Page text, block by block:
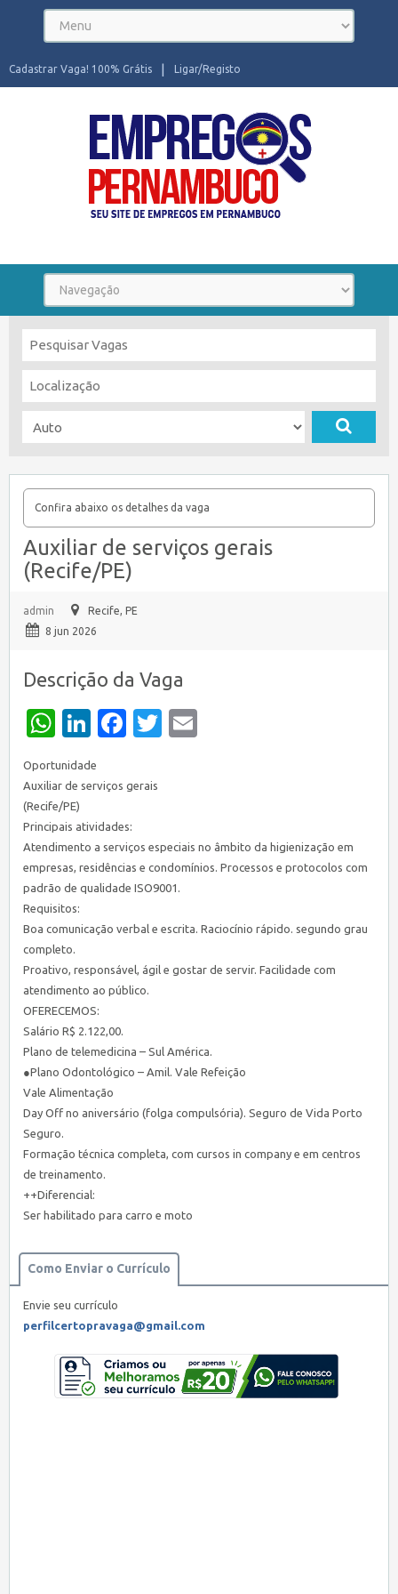
Ligar/Registo
Cadastrar Vaga! 100% Grátis
Confira abaixo os detalhes da vaga
Auxiliar de serviços gerais
(Recife/PE)
admin
Recife, PE
8 jun 2026
Descrição da Vaga
WhatsApp
LinkedIn
Facebook
Twitter
Oportunidade
Auxiliar de serviços gerais
(Recife/PE)
Principais atividades:
Atendimento a serviços especiais no âmbito da higienização em
empresas, residências e condomínios. Processos e protocolos com
padrão de qualidade ISO9001.
Requisitos:
Boa comunicação verbal e escrita. Raciocínio rápido. segundo grau
completo.
Proativo, responsável, ágil e gostar de servir. Facilidade com
atendimento ao público.
OFERECEMOS:
Salário R$ 2.122,00.
Plano de telemedicina – Sul América.
●Plano Odontológico – Amil. Vale Refeição
Vale Alimentação
Day Off no aniversário (folga compulsória). Seguro de Vida Porto
Seguro.
Formação técnica completa, com cursos in company e em centros
de treinamento.
++Diferencial:
Ser habilitado para carro e moto
Como Enviar o Currículo
Envie seu currículo
perfilcertopravaga@gmail.com